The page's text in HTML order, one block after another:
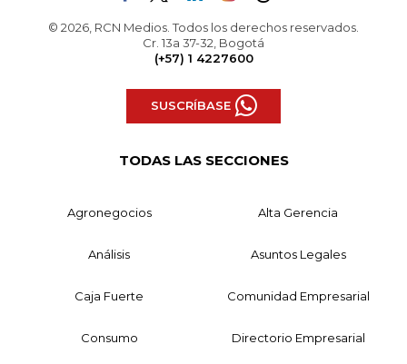
© 2026, RCN Medios. Todos los derechos reservados.
Cr. 13a 37-32, Bogotá
(+57) 1 4227600
SUSCRÍBASE
TODAS LAS SECCIONES
Agronegocios Alta Gerencia
Análisis Asuntos Legales
Caja Fuerte Comunidad Empresarial
Consumo Directorio Empresarial